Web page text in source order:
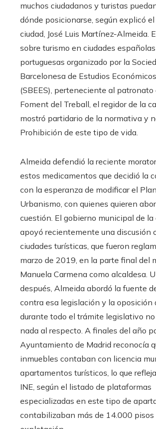
muchos ciudadanos y turistas
dónde posicionarse, según explicó
ciudad, José Luis Martínez-Almeida.
sobre turismo en ciudades
portuguesas organizado por la
Barcelonesa de Estudios
(SBEES), perteneciente al patronato
Foment del Treball, el regidor de la
mostró partidario de la normativa y
Prohibición de este tipo de vida.
Almeida defendió la reciente
estos medicamentos que decidió la
con la esperanza de modificar el
Urbanismo, con quienes quieren
cuestión. El gobierno municipal de
apoyó recientemente una discusión
ciudades turísticas, que fueron
marzo de 2019, en la parte final del
Manuela Carmena como alcaldesa.
después, Almeida abordó la fuente
contra esa legislación y la oposición
durante todo el trámite legislativo
nada al respecto. A finales del año
Ayuntamiento de Madrid reconocía
inmuebles contaban con licencia
apartamentos turísticos, lo que
INE, según el listado de plataformas
especializadas en este tipo de
contabilizaban más de 14.000 pisos